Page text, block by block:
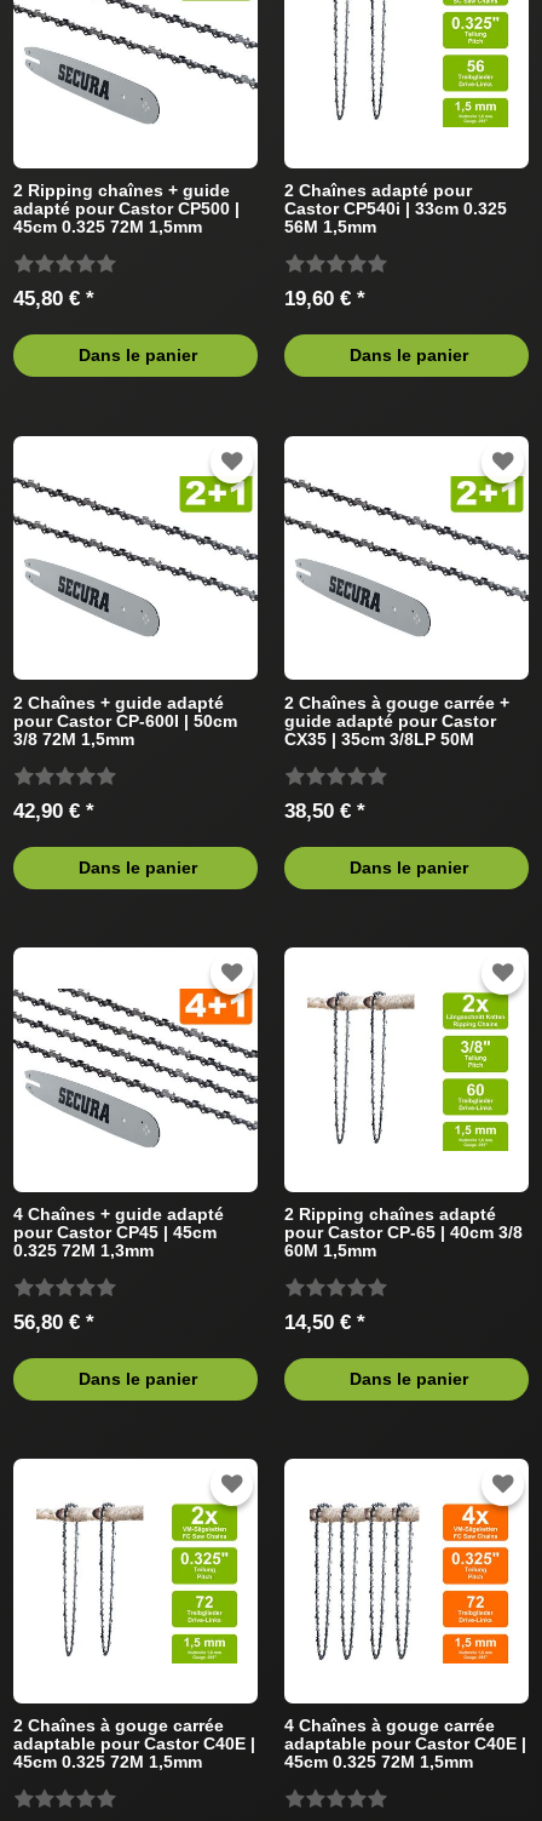
2 Ripping chaînes + guide
adapté pour Castor CP500 |
45cm 0.325 72M 1,5mm
45,80 € *
Dans le panier
2 Chaînes adapté pour
Castor CP540i | 33cm 0.325
56M 1,5mm
19,60 € *
Dans le panier
2 Chaînes + guide adapté
pour Castor CP-600I | 50cm
3/8 72M 1,5mm
42,90 € *
Dans le panier
2 Chaînes à gouge carrée +
guide adapté pour Castor
CX35 | 35cm 3/8LP 50M
38,50 € *
Dans le panier
4 Chaînes + guide adapté
pour Castor CP45 | 45cm
0.325 72M 1,3mm
56,80 € *
Dans le panier
2 Ripping chaînes adapté
pour Castor CP-65 | 40cm 3/8
60M 1,5mm
14,50 € *
Dans le panier
2 Chaînes à gouge carrée
adaptable pour Castor C40E |
45cm 0.325 72M 1,5mm
4 Chaînes à gouge carrée
adaptable pour Castor C40E |
45cm 0.325 72M 1,5mm